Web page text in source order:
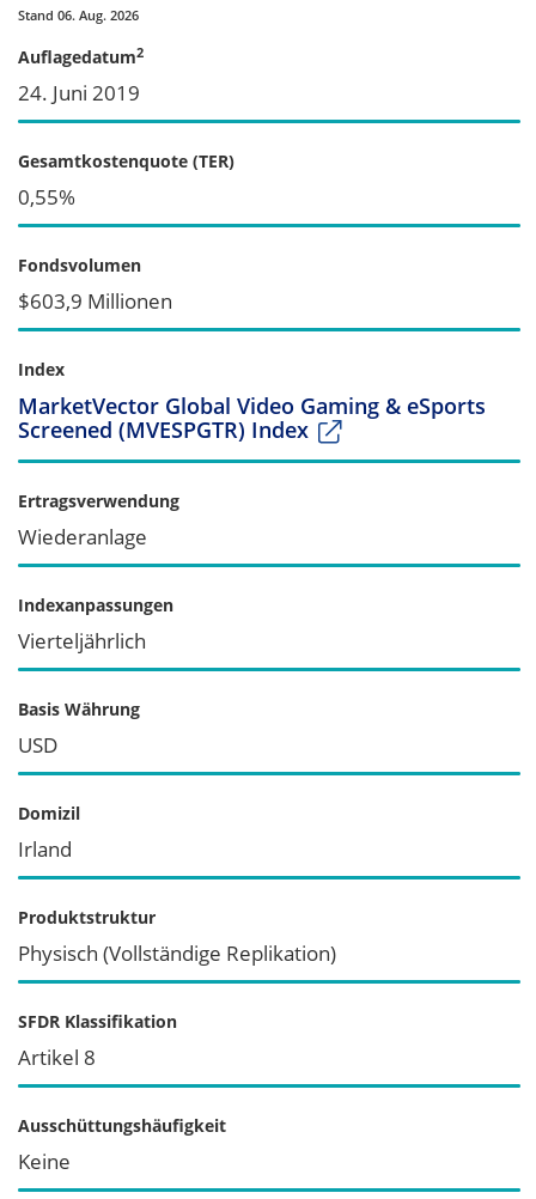
Stand 06. Aug. 2026
Auflagedatum2
24. Juni 2019
Gesamtkostenquote (TER)
0,55%
Fondsvolumen
$603,9 Millionen
Index
MarketVector Global Video Gaming & eSports
Screened (MVESPGTR) Index
Ertragsverwendung
Wiederanlage
Indexanpassungen
Vierteljährlich
Basis Währung
USD
Domizil
Irland
Produktstruktur
Physisch (Vollständige Replikation)
SFDR Klassifikation
Artikel 8
Ausschüttungshäufigkeit
Keine